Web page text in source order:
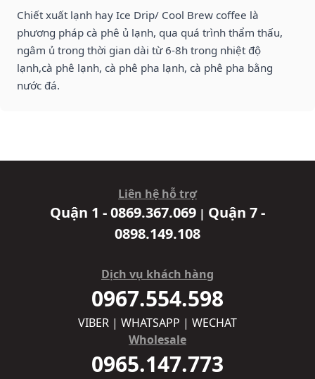
Chiết xuất lạnh hay Ice Drip/ Cool Brew coffee là
phương pháp cà phê ủ lạnh, qua quá trình thẩm thấu,
ngâm ủ trong thời gian dài từ 6-8h trong nhiệt độ
lạnh,cà phê lạnh, cà phê pha lạnh, cà phê pha bằng
nước đá.
Liên hệ hỗ trợ
Quận 1 - 0869.367.069 | Quận 7 -
0898.149.108
Dịch vụ khách hàng
0967.554.598
VIBER | WHATSAPP | WECHAT
Wholesale
0965.147.773